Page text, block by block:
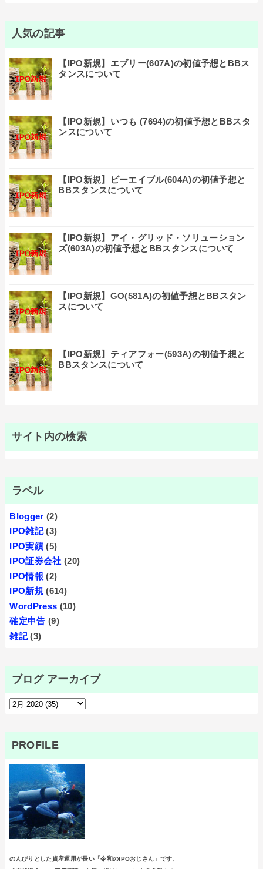
人気の記事
【IPO新規】エブリー(607A)の初値予想とBBス
タンスについて
【IPO新規】いつも (7694)の初値予想とBBスタ
ンスについて
【IPO新規】ビーエイブル(604A)の初値予想と
BBスタンスについて
【IPO新規】アイ・グリッド・ソリューション
ズ(603A)の初値予想とBBスタンスについて
【IPO新規】GO(581A)の初値予想とBBスタン
スについて
【IPO新規】ティアフォー(593A)の初値予想と
BBスタンスについて
サイト内の検索
ラベル
Blogger (2)
IPO雑記 (3)
IPO実績 (5)
IPO証券会社 (20)
IPO情報 (2)
IPO新規 (614)
WordPress (10)
確定申告 (9)
雑記 (3)
ブログ アーカイブ
PROFILE
のんびりとした資産運用が長い「令和のIPOおじさん」です。